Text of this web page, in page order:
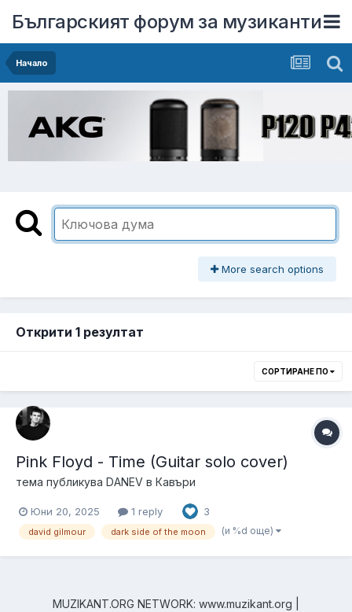
Българският форум за музиканти
Начало
More search options
Открити 1 резултат
СОРТИРАНЕ ПО
Pink Floyd - Time (Guitar solo cover)
тема публикува DANEV в Кавъри
Юни 20, 2025 1 reply 3
david gilmour dark side of the moon (и %d още)
MUZIKANT.ORG NETWORK: www.muzikant.org |